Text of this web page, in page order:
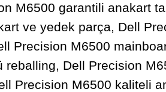
M6500 garantili anakart
ve yedek parça, Dell
Precision M6500
reballing, Dell Precision
Precision M6500 kaliteli